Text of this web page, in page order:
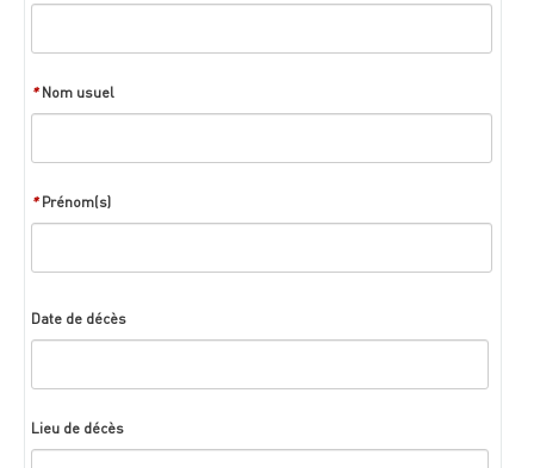
*Nom usuel
*Prénom(s)
Date de décès
Lieu de décès